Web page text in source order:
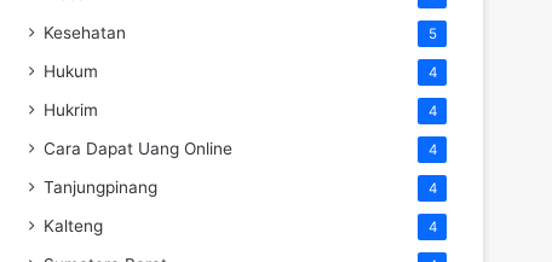
Kesehatan 5
Hukum 4
Hukrim 4
Cara Dapat Uang Online 4
Tanjungpinang 4
Kalteng 4